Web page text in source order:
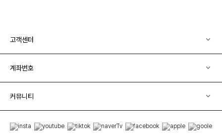
고객센터
계좌번호
커뮤니티